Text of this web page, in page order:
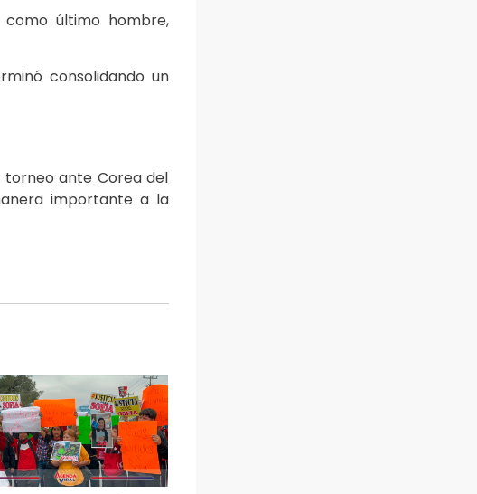
último hombre,
consolidando un
torneo ante Corea del
importante a la